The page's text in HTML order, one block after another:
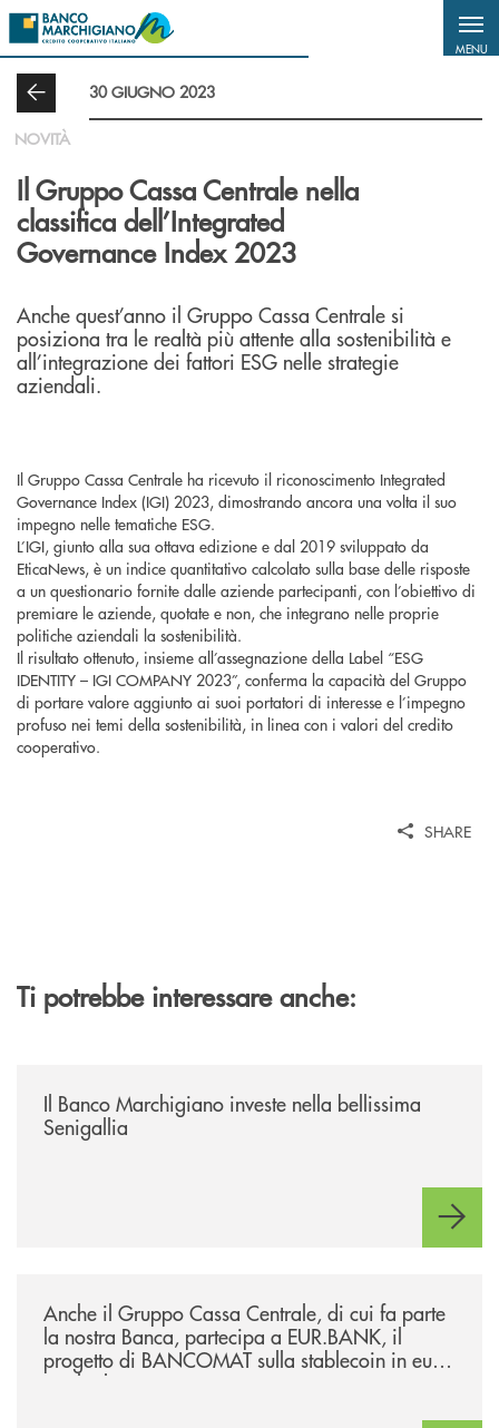
Salta al contenuto principale
MENU
30 GIUGNO 2023
NOVITÀ
Il Gruppo Cassa Centrale nella
classifica dell’Integrated
Governance Index 2023
Anche quest’anno il Gruppo Cassa Centrale si
posiziona tra le realtà più attente alla sostenibilità e
all’integrazione dei fattori ESG nelle strategie
aziendali.
Il Gruppo Cassa Centrale ha ricevuto il riconoscimento Integrated
Governance Index (IGI) 2023, dimostrando ancora una volta il suo
impegno nelle tematiche ESG.
L’IGI, giunto alla sua ottava edizione e dal 2019 sviluppato da
EticaNews, è un indice quantitativo calcolato sulla base delle risposte
a un questionario fornite dalle aziende partecipanti, con l’obiettivo di
premiare le aziende, quotate e non, che integrano nelle proprie
politiche aziendali la sostenibilità.
Il risultato ottenuto, insieme all’assegnazione della Label “ESG
IDENTITY – IGI COMPANY 2023”, conferma la capacità del Gruppo
di portare valore aggiunto ai suoi portatori di interesse e l’impegno
profuso nei temi della sostenibilità, in linea con i valori del credito
cooperativo.
SHARE
Ti potrebbe interessare anche:
Il Banco Marchigiano investe nella bellissima
Senigallia
Anche il Gruppo Cassa Centrale, di cui fa parte
la nostra Banca, partecipa a EUR.BANK, il
progetto di BANCOMAT sulla stablecoin in euro
e sul relativo ecosistema